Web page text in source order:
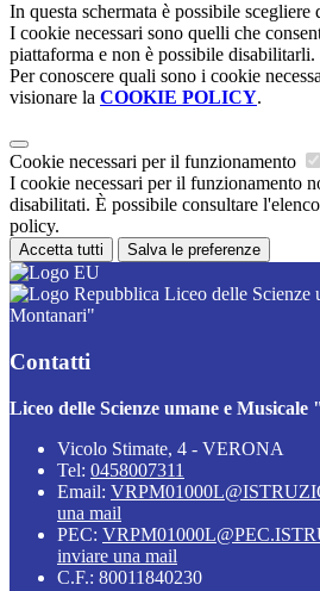
In questa schermata è possibile
I cookie necessari sono quelli che
piattaforma e non è possibile disabilitarli.
Per conoscere quali sono i cookie
visionare la COOKIE POLICY.
Cookie necessari per il funzionamento
I cookie necessari per il funzionamento
disabilitati. È possibile consultare
policy.
Accetta tutti Salva le preferenze
Liceo delle Scienze
Montanari"
Contatti
Liceo delle Scienze umane e
Vicolo Stimate, 4 - VERONA
Tel: 0458007311
Email:
una mail
PEC:
inviare una mail
C.F.: 80011840230